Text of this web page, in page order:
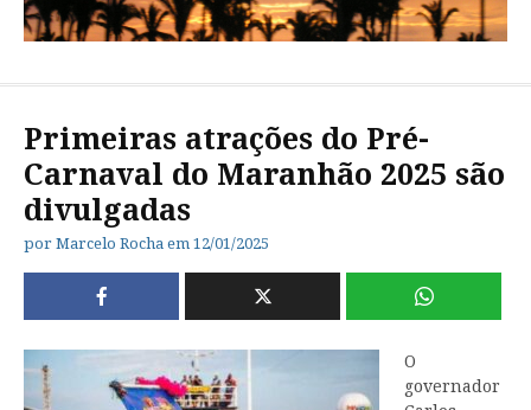
Primeiras atrações do Pré-
Carnaval do Maranhão 2025 são
divulgadas
por Marcelo Rocha em 12/01/2025
O
governador